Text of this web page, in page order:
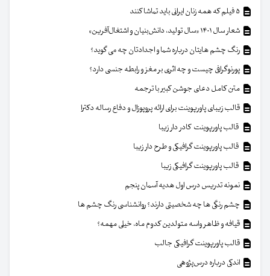
شعار سال ۱۴۰۱ «سال تولید، دانش‌بنیان و اشتغال‌آفرین»
رنگ چشم هایتان درباره شما و اجدادتان چه می گوید؟
پورنوگرافی چیست و چه اثری بر مغز و رابطه جنسی دارد؟
متن کامل دعای جوشن کبیر با ترجمه
قالب زیبای پاورپوینت برای ارائه پروپوزال و دفاع رساله دکترا
قالب پاورپوینت کادر دار زیبا
قالب پاورپوینت گرافیکی و طرح دار زیبا
قالب پاورپوینت گرافیکی زیبا
نمونه تدریس درس اول هدیه آسمان پنجم
چشم رنگی ها چه شخصیتی دارند؟ روانشناسی رنگ چشم ها
قیافه و ظاهر واسه متولدین کدوم ماه، خیلی مهمه؟
قالب پاورپوینت گرافیکی جالب
اندکی درباره درس‌پژوهی